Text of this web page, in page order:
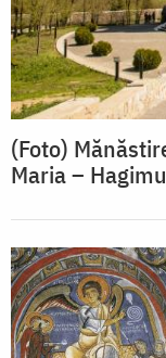
(Foto)
Maria –